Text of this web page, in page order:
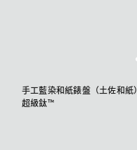
手工藍染和紙錶盤（土佐和紙）
超級鈦™